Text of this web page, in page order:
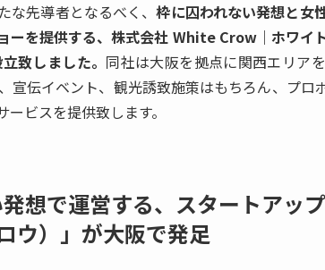
な先導者となるべく、枠に囚われない発想と女
ーを提供する、株式会社 White Crow｜ホワイ
致しました。 同社は大阪を拠点に関西エリア
宣伝イベント、観光誘致施策はもちろん、プロ
ビスを提供致します。
想で運営する、スタートアッ
ウ）」が大阪で発足